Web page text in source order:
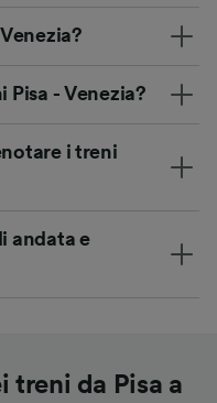
Pisa - Venezia?
i treni
andata e
treni da Pisa a